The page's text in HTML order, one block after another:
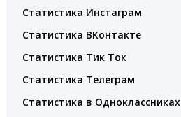
Статистика Инстаграм
Статистика ВКонтакте
Статистика Тик Ток
Статистика Телеграм
Статистика в Одноклассниках